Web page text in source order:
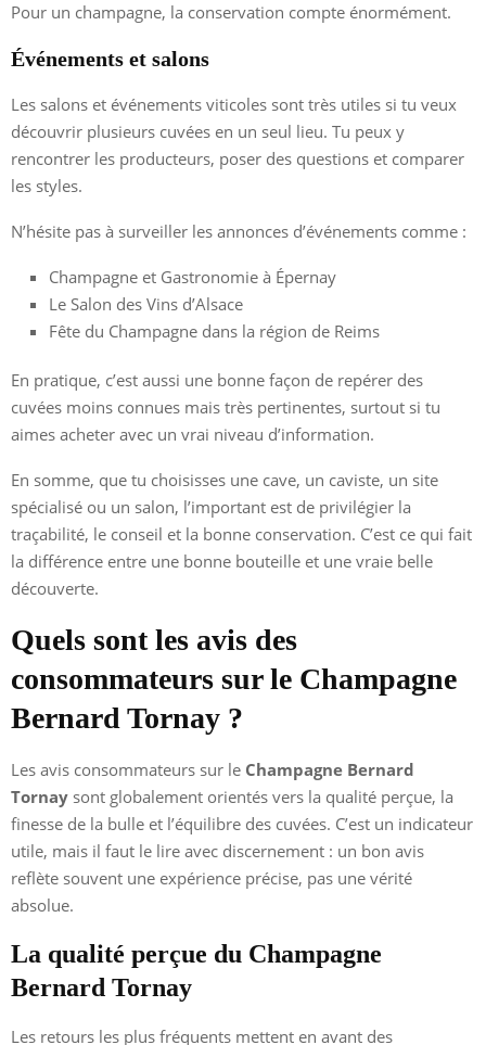
Pour un champagne, la conservation compte énormément.
Événements et salons
Les salons et événements viticoles sont très utiles si tu veux
découvrir plusieurs cuvées en un seul lieu. Tu peux y
rencontrer les producteurs, poser des questions et comparer
les styles.
N’hésite pas à surveiller les annonces d’événements comme :
Champagne et Gastronomie à Épernay
Le Salon des Vins d’Alsace
Fête du Champagne dans la région de Reims
En pratique, c’est aussi une bonne façon de repérer des
cuvées moins connues mais très pertinentes, surtout si tu
aimes acheter avec un vrai niveau d’information.
En somme, que tu choisisses une cave, un caviste, un site
spécialisé ou un salon, l’important est de privilégier la
traçabilité, le conseil et la bonne conservation. C’est ce qui fait
la différence entre une bonne bouteille et une vraie belle
découverte.
Quels sont les avis des
consommateurs sur le Champagne
Bernard Tornay ?
Les avis consommateurs sur le Champagne Bernard
Tornay sont globalement orientés vers la qualité perçue, la
finesse de la bulle et l’équilibre des cuvées. C’est un indicateur
utile, mais il faut le lire avec discernement : un bon avis
reflète souvent une expérience précise, pas une vérité
absolue.
La qualité perçue du Champagne
Bernard Tornay
Les retours les plus fréquents mettent en avant des